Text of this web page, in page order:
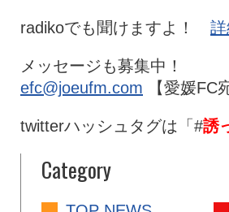
radikoでも聞けますよ！
メッセージも募集中！
efc@joeufm.com 【愛媛FC
twitterハッシュタグは「#誘
Category